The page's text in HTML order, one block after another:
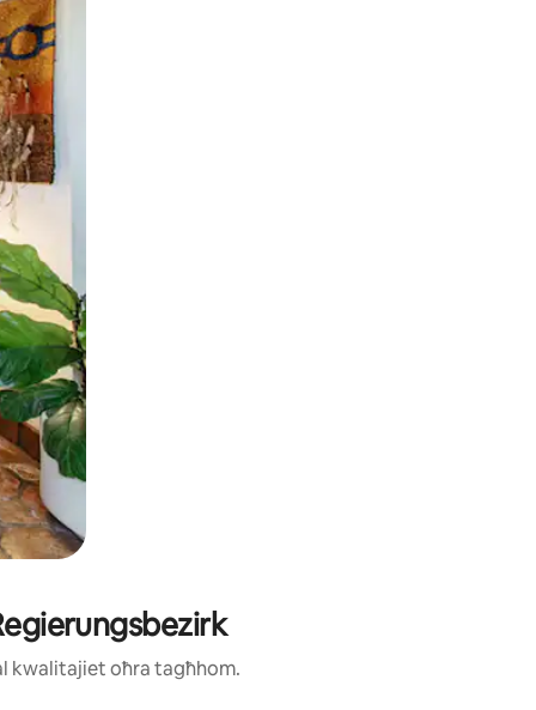
subgħajk fuq l-iskrin.
kwalitajiet oħra tagħhom.